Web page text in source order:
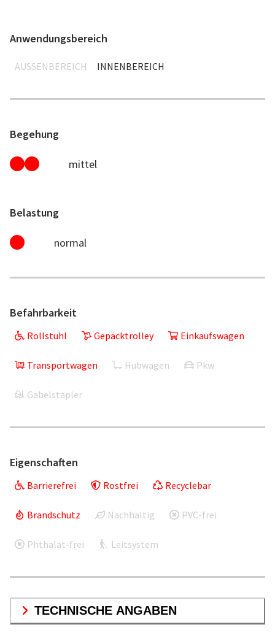
Anwendungsbereich
AUSSENBEREICH INNENBEREICH
Begehung
mittel
Belastung
normal
Befahrbarkeit
Rollstuhl Gepäcktrolley Einkaufswagen
Transportwagen Hubwagen Pkw
Gabelstapler
Eigenschaften
Barrierefrei Rostfrei Recyclebar
Brandschutz Nachhaltig PVC-frei
Phthalat-frei Leitsystem
TECHNISCHE ANGABEN